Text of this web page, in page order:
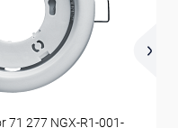
71 277 NGX-R1-001-